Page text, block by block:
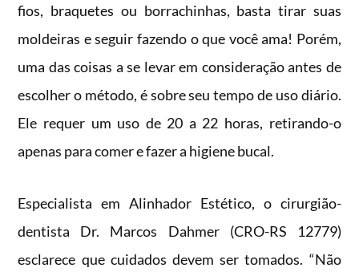
fios, braquetes ou borrachinhas, basta tirar suas
moldeiras e seguir fazendo o que você ama! Porém,
uma das coisas a se levar em consideração antes de
escolher o método, é sobre seu tempo de uso diário.
Ele requer um uso de 20 a 22 horas, retirando-o
apenas para comer e fazer a higiene bucal.
Especialista em Alinhador Estético, o cirurgião-
dentista Dr. Marcos Dahmer (CRO-RS 12779)
esclarece que cuidados devem ser tomados. “Não